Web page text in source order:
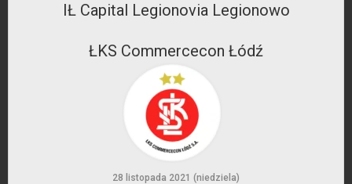
IŁ Capital Legionovia Legionowo
ŁKS Commercecon Łódź
28 listopada 2021 (niedziela)